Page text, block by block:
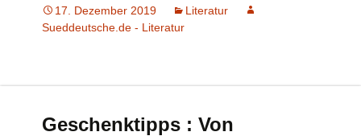
17. Dezember 2019
Literatur
Sueddeutsche.de - Literatur
Geschenktipps : Von